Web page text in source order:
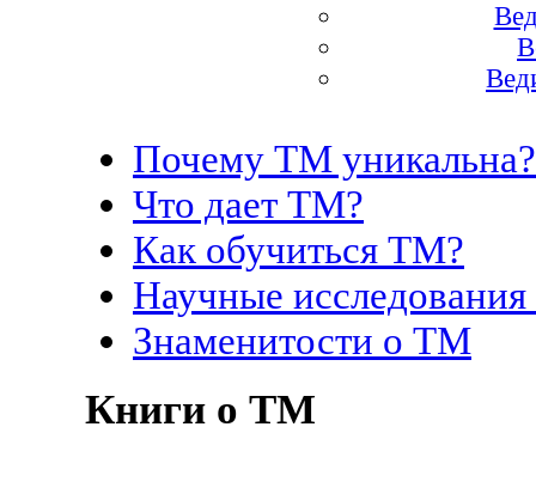
Почему ТМ уникальна?
Что дает ТМ?
Как обучиться ТМ?
Научные
Знаменитости о ТМ
Книги о ТМ